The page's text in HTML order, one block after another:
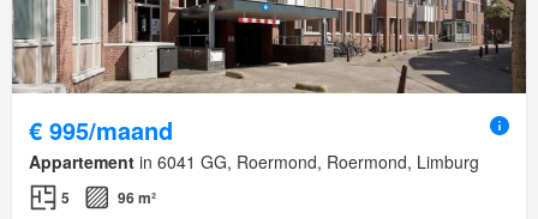
€ 995/maand
Appartement in 6041 GG, Roermond, Roermond, Limburg
5 96 m²